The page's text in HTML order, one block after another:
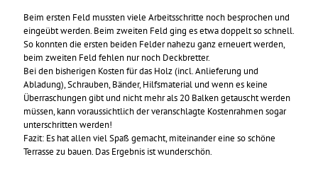
Beim ersten Feld mussten viele Arbeitsschritte noch besprochen und
eingeübt werden. Beim zweiten Feld ging es etwa doppelt so schnell.
So konnten die ersten beiden Felder nahezu ganz erneuert werden,
beim zweiten Feld fehlen nur noch Deckbretter.
Bei den bisherigen Kosten für das Holz (incl. Anlieferung und
Abladung), Schrauben, Bänder, Hilfsmaterial und wenn es keine
Überraschungen gibt und nicht mehr als 20 Balken getauscht werden
müssen, kann voraussichtlich der veranschlagte Kostenrahmen sogar
unterschritten werden!
Fazit: Es hat allen viel Spaß gemacht, miteinander eine so schöne
Terrasse zu bauen. Das Ergebnis ist wunderschön.